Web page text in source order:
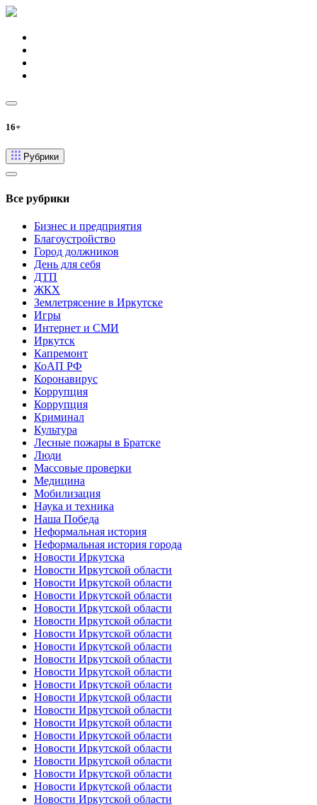
16+
Рубрики
Все рубрики
Бизнес и предприятия
Благоустройство
Город должников
День для себя
ДТП
ЖКХ
Землетрясение в Иркутске
Игры
Интернет и СМИ
Иркутск
Капремонт
КоАП РФ
Коронавирус
Коррупция
Коррупция
Криминал
Культура
Лесные пожары в Братске
Люди
Массовые проверки
Медицина
Мобилизация
Наука и техника
Наша Победа
Неформальная история
Неформальная история города
Новости Иркутска
Новости Иркутской области
Новости Иркутской области
Новости Иркутской области
Новости Иркутской области
Новости Иркутской области
Новости Иркутской области
Новости Иркутской области
Новости Иркутской области
Новости Иркутской области
Новости Иркутской области
Новости Иркутской области
Новости Иркутской области
Новости Иркутской области
Новости Иркутской области
Новости Иркутской области
Новости Иркутской области
Новости Иркутской области
Новости Иркутской области
Новости Иркутской области